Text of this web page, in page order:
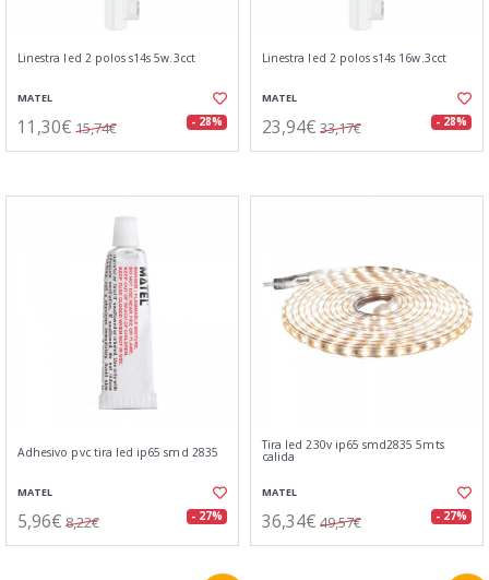
Linestra led 2 polos s14s 5w.3cct
MATEL
11,30€ 15,74€ - 28%
Linestra led 2 polos s14s 16w.3cct
MATEL
23,94€ 33,17€ - 28%
Adhesivo pvc tira led ip65 smd 2835
MATEL
5,96€ 8,22€ - 27%
Tira led 230v ip65 smd2835 5mts
calida
MATEL
36,34€ 49,57€ - 27%